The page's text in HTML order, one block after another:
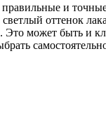
и
оттенок
может быть и